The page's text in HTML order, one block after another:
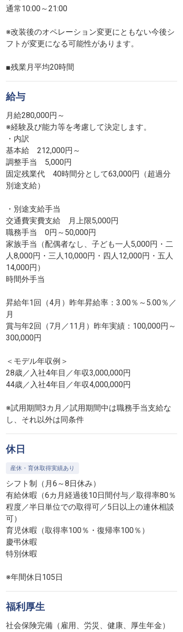
通常10:00～21:00
※改装後のオペレーション変更にともない今後シ
フトが変更になる可能性があります。
■残業月平均20時間
給与
月給280,000円～
※経験及び能力等を考慮して決定します。
・内訳
基本給 212,000円～
調整手当 5,000円
固定残業代 40時間分として63,000円（超過分
別途支給）
・別途支給手当
交通費実費支給 月上限5,000円
職務手当 0円～50,000円
家族手当（配偶者なし、子ども一人5,000円・二
人8,000円・三人10,000円・四人12,000円・五人
14,000円）
時間外手当
昇給年1回（4月）昨年昇給率：3.00％～5.00％／
月
賞与年2回（7月／11月）昨年実績：100,000円～
300,000円
＜モデル年収例＞
28歳／入社4年目／年収3,000,000円
44歳／入社4年目／年収4,000,000円
※試用期間3カ月／試用期間中は職務手当支給な
し、それ以外は同条件
休日
産休・育休取得実績あり
シフト制（月6～8日休み）
有給休暇（6カ月経過後10日間付与／取得率80％
程度／半日単位での取得可／5日以上の連休相談
可）
育児休暇（取得率100％・復帰率100％）
慶弔休暇
特別休暇
※年間休日105日
福利厚生
社会保険完備（雇用、労災、健康、厚生年金）